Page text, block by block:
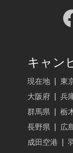
キャン
現在地 東
大阪府
兵
群馬県
栃
長野県
広
成田空港